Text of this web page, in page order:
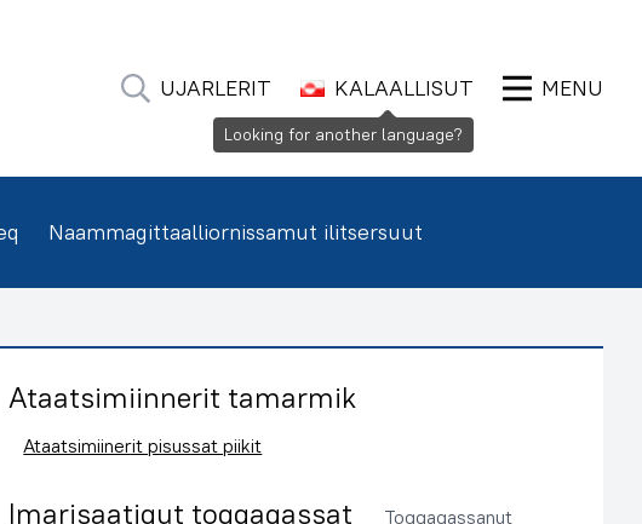
UJARLERIT KALAALLISUT MENU
Naammagittaalliornissamut ilitsersuut
Ataatsimiinnerit tamarmik
Ataatsimiinerit pisussat piikit
Imarisaatigut toqqagassat
Toqqagassanut
Looking for another language?